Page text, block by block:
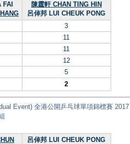
陳霆軒 CHAN TING HIN
呂倬邦 LUI CHEUK PONG
3
11
11
12
5
2
Event) 全港公開乒乓球單項錦標賽 2017
呂倬邦 LUI CHEUK PONG